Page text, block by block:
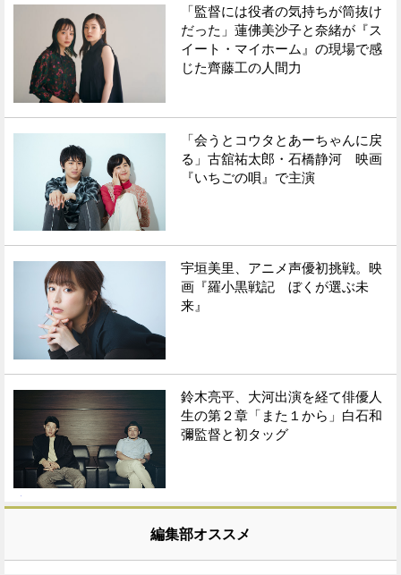
「監督には役者の気持ちが筒抜け
だった」蓮佛美沙子と奈緒が『ス
イート・マイホーム』の現場で感
じた齊藤工の人間力
「会うとコウタとあーちゃんに戻
る」古舘祐太郎・石橋静河 映画
『いちごの唄』で主演
宇垣美里、アニメ声優初挑戦。映
画『羅小黒戦記 ぼくが選ぶ未
来』
鈴木亮平、大河出演を経て俳優人
生の第２章「また１から」白石和
彌監督と初タッグ
編集部オススメ